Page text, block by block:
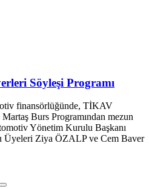
Söyleşi Programı
finansörlüğünde, TİKAV
Burs Programından mezun
Yönetim Kurulu Başkanı
Ziya ÖZALP ve Cem Baver